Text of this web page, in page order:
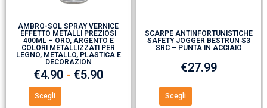
AMBRO-SOL SPRAY VERNICE
EFFETTO METALLI PREZIOSI
400ML – ORO, ARGENTO E
COLORI METALLIZZATI PER
LEGNO, METALLO, PLASTICA E
DECORAZION
€4.90 - €5.90
Scegli
SCARPE ANTINFORTUNISTICHE
SAFETY JOGGER BESTRUN S3
SRC – PUNTA IN ACCIAIO
€27.99
Scegli